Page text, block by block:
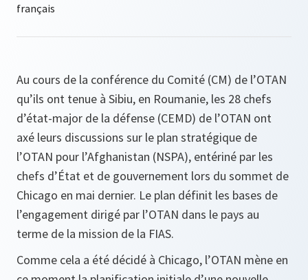
Au cours de la conférence du Comité (CM) de l’OTAN
qu’ils ont tenue à Sibiu, en Roumanie, les 28 chefs
d’état-major de la défense (CEMD) de l’OTAN ont
axé leurs discussions sur le plan stratégique de
l’OTAN pour l’Afghanistan (NSPA), entériné par les
chefs d’État et de gouvernement lors du sommet de
Chicago en mai dernier. Le plan définit les bases de
l’engagement dirigé par l’OTAN dans le pays au
terme de la mission de la FIAS.
Comme cela a été décidé à Chicago, l’OTAN mène en